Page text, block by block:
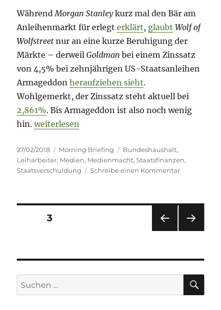
WährendMorgan Stanleykurz mal den Bär am
Anleihenmarkt für erlegterklärt, glaubt Wolf of
Wolfstreet nur an eine kurze Beruhigung der
Märkte – derweilGoldman bei einem Zinssatz
von 4,5% bei zehnjährigen US-Staatsanleihen
Armageddonheraufziehen sieht.
Wohlgemerkt, der Zinssatz steht aktuell bei
2,861%. Bis Armageddon ist also noch wenig
hin.„Morning Briefing – 27. Februar 2018 –
weiterlesen
Veröffentlicht
am
27/02/2018 Kategorien
Morning Briefing Schlagwörter
Bundeshaushalt,
Leiharbeiter, Medien, Medienmacht,Staatsfinanzen,
Staatsverschuldung
Schreibe einen Kommentarzu
Februar
2018
//
Leiharbeiter
Seitennummerierung
Beiträge
SEIT
E
SEITE3
E
Suche
nach: